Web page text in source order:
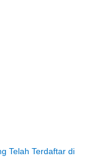
Telah Terdaftar di